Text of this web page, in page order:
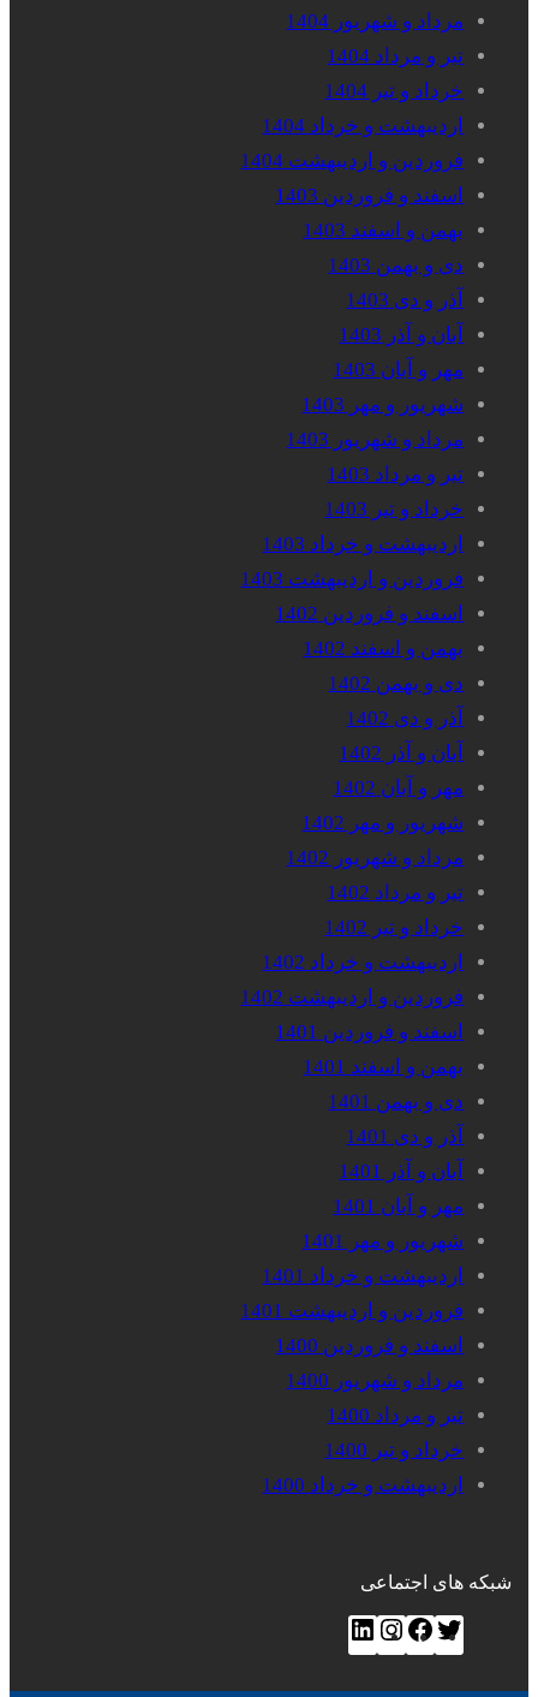
مرداد و شهریور 1404
تیر و مرداد 1404
خرداد و تیر 1404
اردیبهشت و خرداد 1404
فروردین و اردیبهشت 1404
اسفند و فروردین 1403
بهمن و اسفند 1403
دی و بهمن 1403
آذر و دی 1403
آبان و آذر 1403
مهر و آبان 1403
شهریور و مهر 1403
مرداد و شهریور 1403
تیر و مرداد 1403
خرداد و تیر 1403
اردیبهشت و خرداد 1403
فروردین و اردیبهشت 1403
اسفند و فروردین 1402
بهمن و اسفند 1402
دی و بهمن 1402
آذر و دی 1402
آبان و آذر 1402
مهر و آبان 1402
شهریور و مهر 1402
مرداد و شهریور 1402
تیر و مرداد 1402
خرداد و تیر 1402
اردیبهشت و خرداد 1402
فروردین و اردیبهشت 1402
اسفند و فروردین 1401
بهمن و اسفند 1401
دی و بهمن 1401
آذر و دی 1401
آبان و آذر 1401
مهر و آبان 1401
شهریور و مهر 1401
اردیبهشت و خرداد 1401
فروردین و اردیبهشت 1401
اسفند و فروردین 1400
مرداد و شهریور 1400
تیر و مرداد 1400
خرداد و تیر 1400
اردیبهشت و خرداد 1400
شبکه های اجتماعی
ت
ف